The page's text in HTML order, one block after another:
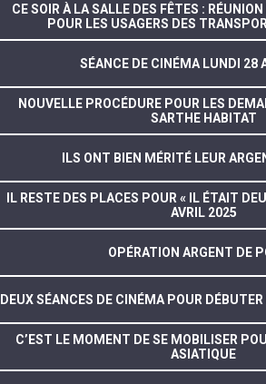
CE SOIR À LA SALLE DES FÊTES :
POUR LES USAGERS DES
SÉANCE DE CINÉMA LUNDI 28
NOUVELLE PROCÉDURE POUR LES
SARTHE HABITAT
ILS ONT BIEN MÉRITÉ LEUR
IL RESTE DES PLACES POUR « IL ÉTAIT
AVRIL 2025
OPÉRATION ARGENT DE
DEUX SÉANCES DE CINÉMA POUR
C’EST LE MOMENT DE SE MOBILISER
ASIATIQUE